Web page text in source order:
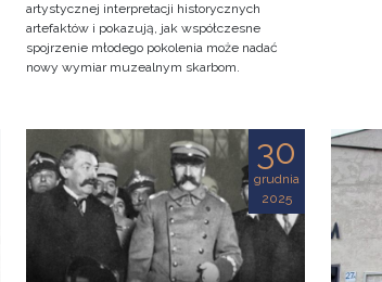
artystycznej interpretacji historycznych
artefaktów i pokazują, jak współczesne
spojrzenie młodego pokolenia może nadać
nowy wymiar muzealnym skarbom.
30
grudnia
2025